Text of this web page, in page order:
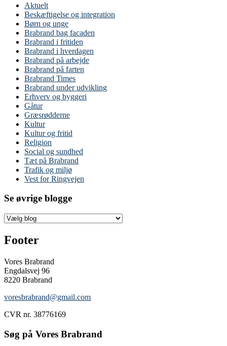
Aktuelt
Beskæftigelse og integration
Børn og unge
Brabrand bag facaden
Brabrand i fritiden
Brabrand i hverdagen
Brabrand på arbejde
Brabrand på farten
Brabrand Times
Brabrand under udvikling
Erhverv og byggeri
Gåtur
Græsrødderne
Kultur
Kultur og fritid
Religion
Social og sundhed
Tæt på Brabrand
Trafik og miljø
Vest for Ringvejen
Se øvrige blogge
Footer
Vores Brabrand
Engdalsvej 96
8220 Brabrand
voresbrabrand@gmail.com
CVR nr. 38776169
Søg på Vores Brabrand